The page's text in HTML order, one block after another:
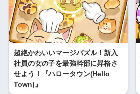
超絶かわいいマージパズル！新入
社員の女の子を最強幹部に昇格さ
せよう！『ハロータウン(Hello
Town)』